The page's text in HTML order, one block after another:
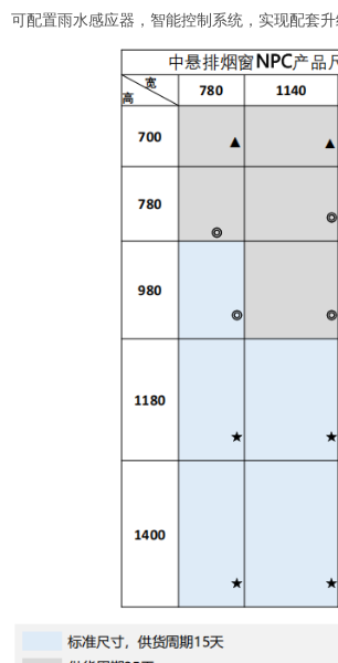
可配置雨水感应器，智能控制系统，实现配套升